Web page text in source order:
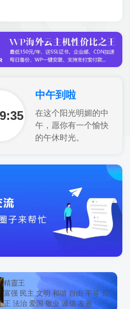
中午到啦
在这个阳光明媚的中
午，愿你有一个愉快
的午休时光。
精靈王
富强 民主 文明 和谐 自由 平等 公
正 法治 爱国 敬业 诚信 友善